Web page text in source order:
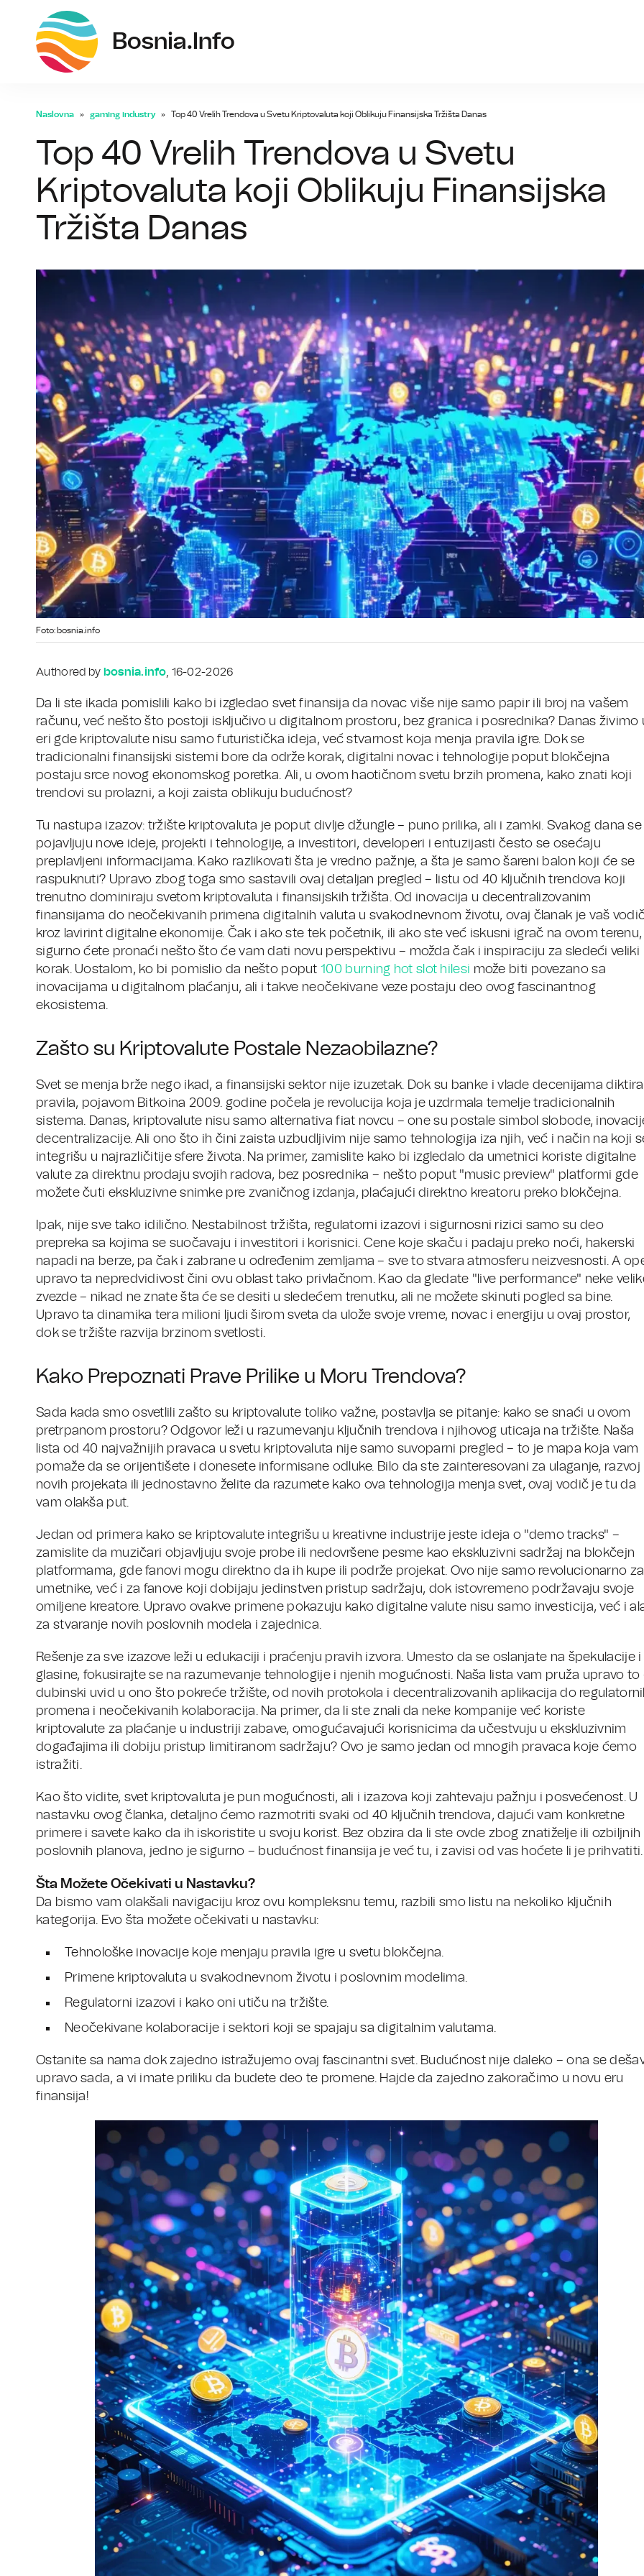
Bosnia.info
Naslovna gaming industry Top 40 Vrelih Trendova u Svetu Kriptovaluta koji Oblikuju Finansijska Tržišta Danas
Top 40 Vrelih Trendova u Svetu
Kriptovaluta koji Oblikuju Finansijska
Tržišta Danas
Foto: bosnia.info
Authored by bosnia.info, 16-02-2026
Da li ste ikada pomislili kako bi izgledao svet finansija da novac više nije samo papir ili broj na vašem
računu, već nešto što postoji isključivo u digitalnom prostoru, bez granica i posrednika? Danas živimo
eri gde kriptovalute nisu samo futuristička ideja, već stvarnost koja menja pravila igre. Dok se
tradicionalni finansijski sistemi bore da održe korak, digitalni novac i tehnologije poput blokčejna
postaju srce novog ekonomskog poretka. Ali, u ovom haotičnom svetu brzih promena, kako znati koji
trendovi su prolazni, a koji zaista oblikuju budućnost?
Tu nastupa izazov: tržište kriptovaluta je poput divlje džungle – puno prilika, ali i zamki. Svakog dana se
pojavljuju nove ideje, projekti i tehnologije, a investitori, developeri i entuzijasti često se osećaju
preplavljeni informacijama. Kako razlikovati šta je vredno pažnje, a šta je samo šareni balon koji će se
raspuknuti? Upravo zbog toga smo sastavili ovaj detaljan pregled – listu od 40 ključnih trendova koji
trenutno dominiraju svetom kriptovaluta i finansijskih tržišta. Od inovacija u decentralizovanim
finansijama do neočekivanih primena digitalnih valuta u svakodnevnom životu, ovaj članak je vaš
kroz lavirint digitalne ekonomije. Čak i ako ste tek početnik, ili ako ste već iskusni igrač na ovom terenu,
sigurno ćete pronaći nešto što će vam dati novu perspektivu – možda čak i inspiraciju za sledeći veliki
korak. Uostalom, ko bi pomislio da nešto poput100 burning hot slot hilesi može biti povezano sa
inovacijama u digitalnom plaćanju, ali i takve neočekivane veze postaju deo ovog fascinantnog
ekosistema.
Zašto su Kriptovalute Postale Nezaobilazne?
Svet se menja brže nego ikad, a finansijski sektor nije izuzetak. Dok su banke i vlade decenijama
pravila, pojavom Bitkoina 2009. godine počela je revolucija koja je uzdrmala temelje tradicionalnih
sistema. Danas, kriptovalute nisu samo alternativa fiat novcu – one su postale simbol slobode,
decentralizacije. Ali ono što ih čini zaista uzbudljivim nije samo tehnologija iza njih, već i način na koji
integrišu u najrazličitije sfere života. Na primer, zamislite kako bi izgledalo da umetnici koriste digitalne
valute za direktnu prodaju svojih radova, bez posrednika – nešto poput "music preview" platformi gde
možete čuti ekskluzivne snimke pre zvaničnog izdanja, plaćajući direktno kreatoru preko blokčejna.
Ipak, nije sve tako idilično. Nestabilnost tržišta, regulatorni izazovi i sigurnosni rizici samo su deo
prepreka sa kojima se suočavaju i investitori i korisnici. Cene koje skaču i padaju preko noći, hakerski
napadi na berze, pa čak i zabrane u određenim zemljama – sve to stvara atmosferu neizvesnosti. A
upravo ta nepredvidivost čini ovu oblast tako privlačnom. Kao da gledate "live performance" neke
zvezde – nikad ne znate šta će se desiti u sledećem trenutku, ali ne možete skinuti pogled sa bine.
Upravo ta dinamika tera milioni ljudi širom sveta da ulože svoje vreme, novac i energiju u ovaj prostor,
dok se tržište razvija brzinom svetlosti.
Kako Prepoznati Prave Prilike u Moru Trendova?
Sada kada smo osvetlili zašto su kriptovalute toliko važne, postavlja se pitanje: kako se snaći u ovom
pretrpanom prostoru? Odgovor leži u razumevanju ključnih trendova i njihovog uticaja na tržište. Naša
lista od 40 najvažnijih pravaca u svetu kriptovaluta nije samo suvoparni pregled – to je mapa koja vam
pomaže da se orijentišete i donesete informisane odluke. Bilo da ste zainteresovani za ulaganje, razvoj
novih projekata ili jednostavno želite da razumete kako ova tehnologija menja svet, ovaj vodič je tu da
vam olakša put.
Jedan od primera kako se kriptovalute integrišu u kreativne industrije jeste ideja o "demo tracks" –
zamislite da muzičari objavljuju svoje probe ili nedovršene pesme kao ekskluzivni sadržaj na blokčejn
platformama, gde fanovi mogu direktno da ih kupe ili podrže projekat. Ovo nije samo revolucionarno za
umetnike, već i za fanove koji dobijaju jedinstven pristup sadržaju, dok istovremeno podržavaju svoje
omiljene kreatore. Upravo ovakve primene pokazuju kako digitalne valute nisu samo investicija, već i
za stvaranje novih poslovnih modela i zajednica.
Rešenje za sve izazove leži u edukaciji i praćenju pravih izvora. Umesto da se oslanjate na špekulacije i
glasine, fokusirajte se na razumevanje tehnologije i njenih mogućnosti. Naša lista vam pruža upravo to
dubinski uvid u ono što pokreće tržište, od novih protokola i decentralizovanih aplikacija do
promena i neočekivanih kolaboracija. Na primer, da li ste znali da neke kompanije već koriste
kriptovalute za plaćanje u industriji zabave, omogućavajući korisnicima da učestvuju u ekskluzivnim
događajima ili dobiju pristup limitiranom sadržaju? Ovo je samo jedan od mnogih pravaca koje ćemo
istražiti.
Kao što vidite, svet kriptovaluta je pun mogućnosti, ali i izazova koji zahtevaju pažnju i posvećenost. U
nastavku ovog članka, detaljno ćemo razmotriti svaki od 40 ključnih trendova, dajući vam konkretne
primere i savete kako da ih iskoristite u svoju korist. Bez obzira da li ste ovde zbog znatiželje ili ozbiljnih
poslovnih planova, jedno je sigurno – budućnost finansija je već tu, i zavisi od vas hoćete li je prihvatiti.
Šta Možete Očekivati u Nastavku?
Da bismo vam olakšali navigaciju kroz ovu kompleksnu temu, razbili smo listu na nekoliko ključnih
kategorija. Evo šta možete očekivati u nastavku:
Tehnološke inovacije koje menjaju pravila igre u svetu blokčejna.
Primene kriptovaluta u svakodnevnom životu i poslovnim modelima.
Regulatorni izazovi i kako oni utiču na tržište.
Neočekivane kolaboracije i sektori koji se spajaju sa digitalnim valutama.
Ostanite sa nama dok zajedno istražujemo ovaj fascinantni svet. Budućnost nije daleko – ona se
upravo sada, a vi imate priliku da budete deo te promene. Hajde da zajedno zakoračimo u novu eru
finansija!